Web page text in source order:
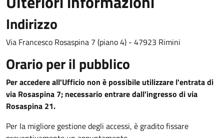
Indirizzo
Via Francesco Rosaspina 7 (piano 4) - 47923 Rimini
Orario per il pubblico
Per accedere all'Ufficio non è possibile utilizzare l'entrata di
via Rosaspina 7; necessario entrare dall'ingresso di via
Rosaspina 21.
Per la migliore gestione degli accessi, è gradito fissare